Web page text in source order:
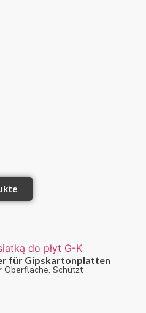
für Gipskartonplatten
Oberfläche. Schützt